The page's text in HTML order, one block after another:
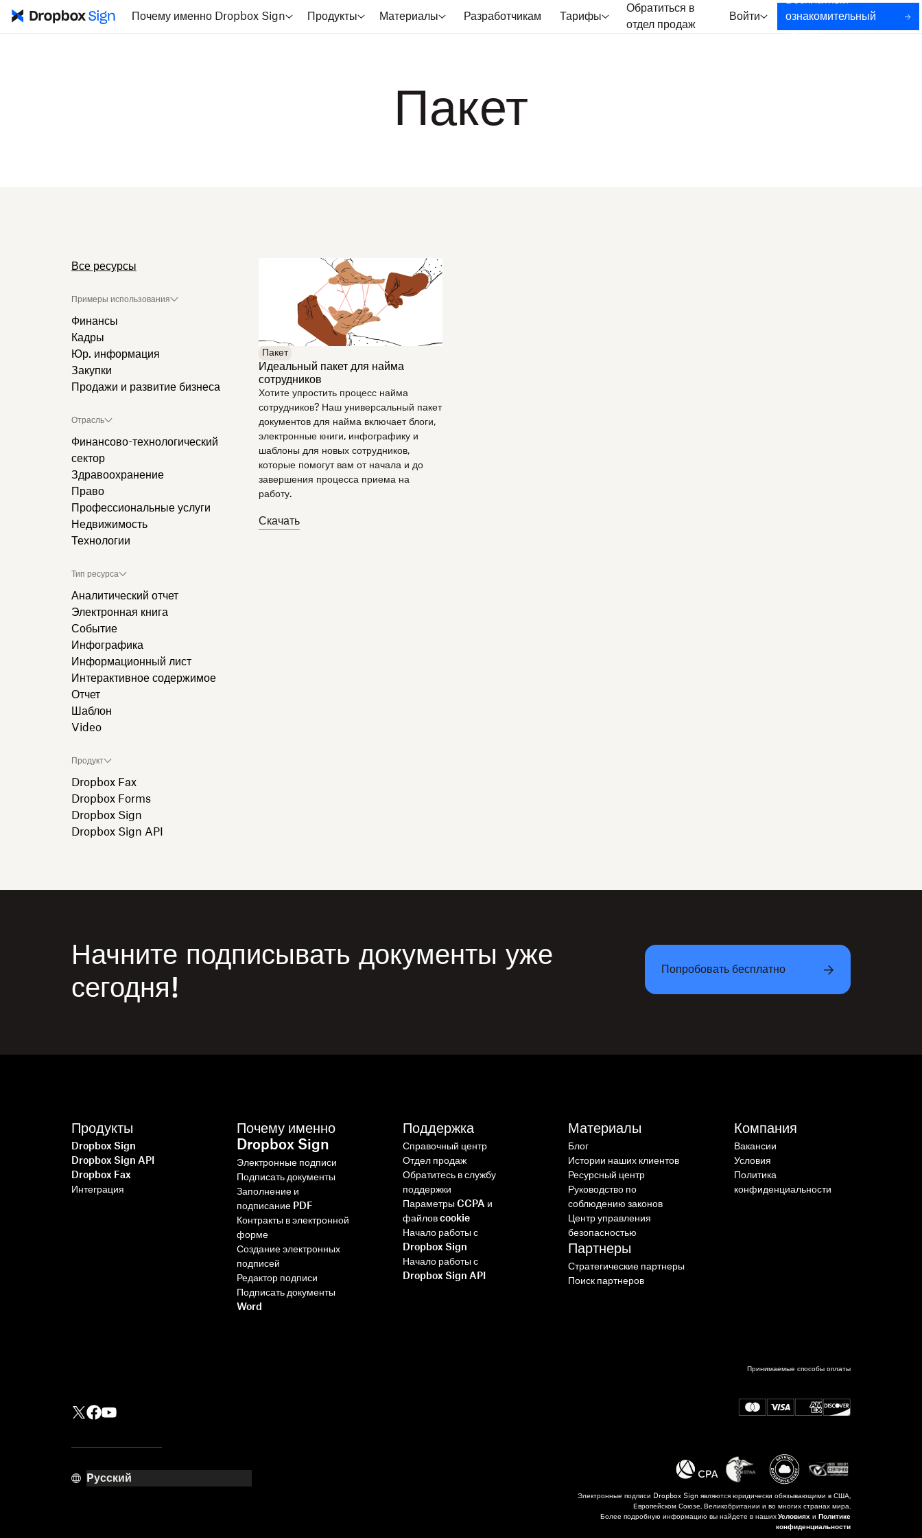
Почему именно Dropbox Sign Продукты Материалы Разработчикам Тарифы
Обратиться в
отдел продаж
Войти
ознакомительный
период
Пакет
Все ресурсы
Примеры использования
Финансы
Кадры
Юр. информация
Закупки
Продажи и развитие бизнеса
Отрасль
Финансово-технологический
сектор
Здравоохранение
Право
Профессиональные услуги
Недвижимость
Технологии
Тип ресурса
Аналитический отчет
Электронная книга
Событие
Инфографика
Информационный лист
Интерактивное содержимое
Отчет
Шаблон
Video
Продукт
Dropbox Fax
Dropbox Forms
Dropbox Sign
Dropbox Sign API
Пакет
Идеальный пакет для найма
сотрудников
Хотите упростить процесс найма
сотрудников? Наш универсальный пакет
документов для найма включает блоги,
электронные книги, инфографику и
шаблоны для новых сотрудников,
которые помогут вам от начала и до
завершения процесса приема на
работу.
Скачать
Начните подписывать документы уже
сегодня!
Попробовать бесплатно
Продукты
Dropbox Sign
Dropbox Sign API
Dropbox Fax
Интеграция
Почему именно
Dropbox Sign
Электронные подписи
Подписать документы
Заполнение и
подписание PDF
Контракты в электронной
форме
Создание электронных
подписей
Редактор подписи
Подписать документы
Word
Поддержка
Справочный центр
Отдел продаж
Обратитесь в службу
поддержки
Параметры CCPA и
файлов cookie
Начало работы с
Dropbox Sign
Начало работы с
Dropbox Sign API
Материалы
Блог
Истории наших клиентов
Ресурсный центр
Руководство по
соблюдению законов
Центр управления
безопасностью
Партнеры
Стратегические партнеры
Поиск партнеров
Компания
Вакансии
Условия
Политика
конфиденциальности
Принимаемые способы оплаты
Электронные подписи Dropbox Sign являются юридически обязывающими в США,
Европейском Союзе, Великобритании и во многих странах мира.
Более подробную информацию вы найдете в наших Условиях и Политике
конфиденциальности